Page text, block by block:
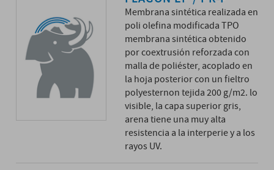
Membrana sintética realizada en
poli olefina modificada TPO
membrana sintética obtenido
por coextrusión reforzada con
malla de poliéster, acoplado en
la hoja posterior con un fieltro
polyesternon tejida 200 g/m2. lo
visible, la capa superior gris,
arena tiene una muy alta
resistencia a la interperie y a los
rayos UV.